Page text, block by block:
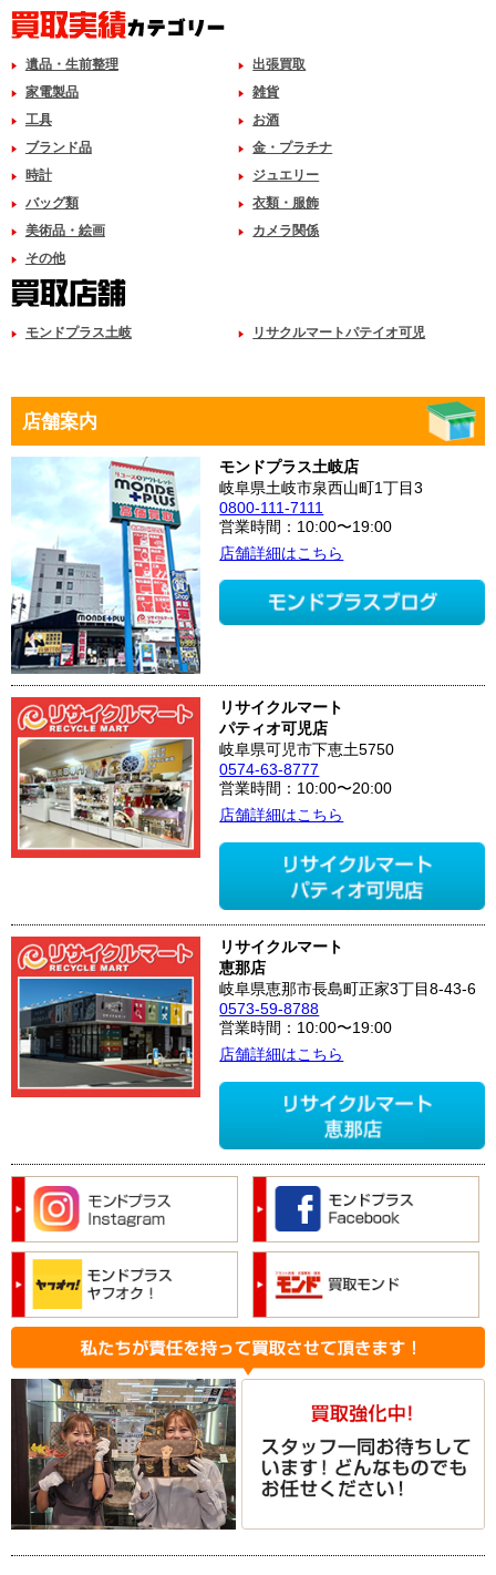
遺品・生前整理
出張買取
家電製品
雑貨
工具
お酒
ブランド品
金・プラチナ
時計
ジュエリー
バッグ類
衣類・服飾
美術品・絵画
カメラ関係
その他
モンドプラス土岐 リサクルマートパテイオ可児
店舗案内
モンドプラス土岐店
岐阜県土岐市泉西山町1丁目3
0800-111-7111
営業時間：10:00〜19:00
店舗詳細はこちら
リサイクルマート
パティオ可児店
岐阜県可児市下恵土5750
0574-63-8777
営業時間：10:00〜20:00
店舗詳細はこちら
リサイクルマート
恵那店
岐阜県恵那市長島町正家3丁目8-43-6
0573-59-8788
営業時間：10:00〜19:00
店舗詳細はこちら